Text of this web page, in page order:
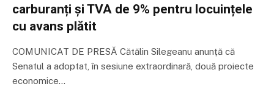
carburanți și TVA de 9% pentru locuințele
cu avans plătit
COMUNICAT DE PRESĂ Cătălin Silegeanu anunță că
Senatul a adoptat, în sesiune extraordinară, două proiecte
economice…